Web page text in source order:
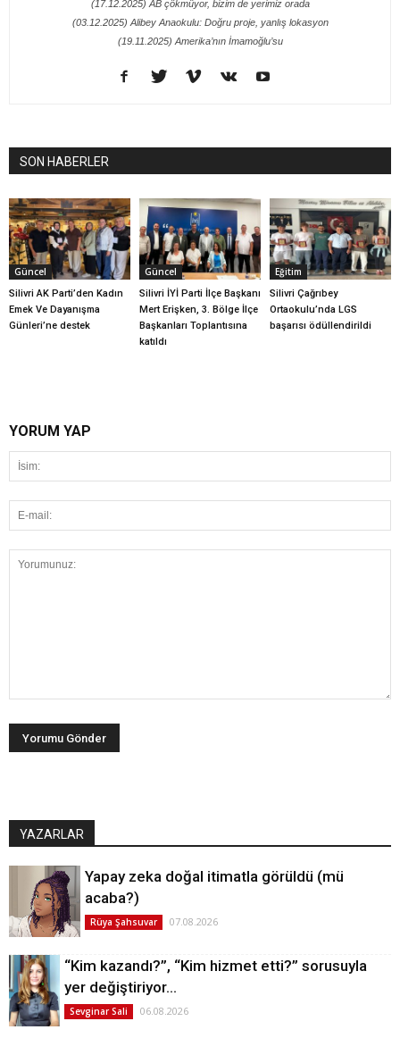
(17.12.2025) AB çökmüyor, bizim de yerimiz orada
(03.12.2025) Alibey Anaokulu: Doğru proje, yanlış lokasyon
(19.11.2025) Amerika’nın İmamoğlu’su
SON HABERLER
Güncel
Silivri AK Parti’den Kadın
Emek Ve Dayanışma
Günleri’ne destek
Güncel
Silivri İYİ Parti İlçe Başkanı
Mert Erişken, 3. Bölge İlçe
Başkanları Toplantısına
katıldı
Eğitim
Silivri Çağrıbey
Ortaokulu’nda LGS
başarısı ödüllendirildi
YORUM YAP
YAZARLAR
Yapay zeka doğal itimatla görüldü (mü
acaba?)
Rüya Şahsuvar 07.08.2026
“Kim kazandı?”, “Kim hizmet etti?” sorusuyla
yer değiştiriyor…
Sevginar Sali 06.08.2026